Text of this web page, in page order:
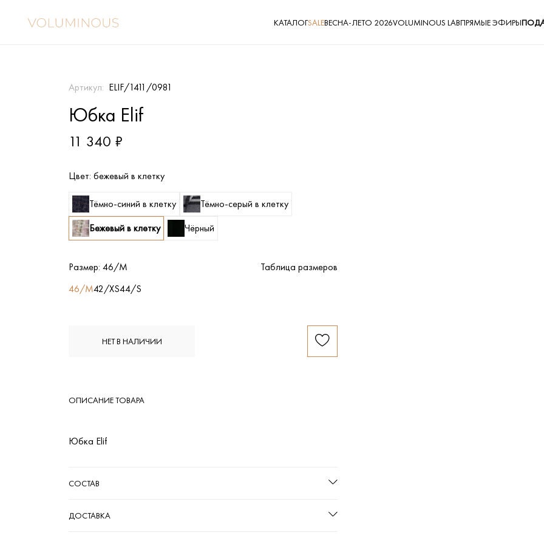
КАТАЛОГSALEВЕСНА-ЛЕТО 2026VOLUMINOUS LABПРЯМЫЕ ЭФИРЫ
Артикул: ELIF/1411/0981
Юбка Elif
11 340 ₽
Цвет: бежевый в клетку
Тёмно-синий в клетку
Тёмно-серый в клетку
Бежевый в клетку
Чёрный
Размер: 46/M
Таблица размеров
46/M42/XS44/S
НЕТ В НАЛИЧИИ
ОПИСАНИЕ ТОВАРА
Юбка Elif
СОСТАВ
ДОСТАВКА